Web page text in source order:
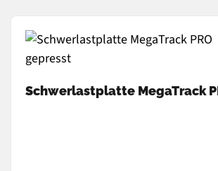
Schwerlastplatte MegaTrack